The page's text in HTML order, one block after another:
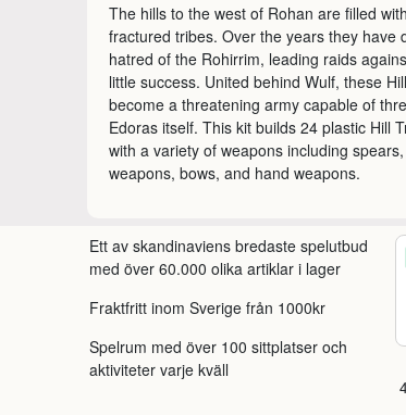
The hills to the west of Rohan are filled
fractured tribes. Over the years they have
hatred of the Rohirrim, leading raids
little success. United behind Wulf, these
become a threatening army capable of
Edoras itself. This kit builds 24 plastic Hill
with a variety of weapons including
weapons, bows, and hand weapons.
Ett av skandinaviens bredaste spelutbud
med över 60.000 olika artiklar i lager
Fraktfritt inom Sverige från 1000kr
Spelrum med över 100 sittplatser och
aktiviteter varje kväll